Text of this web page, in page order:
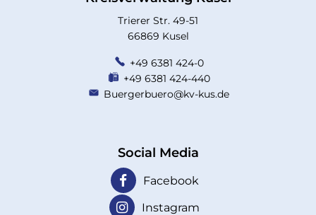
Trierer Str. 49-51
66869 Kusel
+49 6381 424-0
+49 6381 424-440
Buergerbuero@kv-kus.de
Social Media
Facebook
Instagram